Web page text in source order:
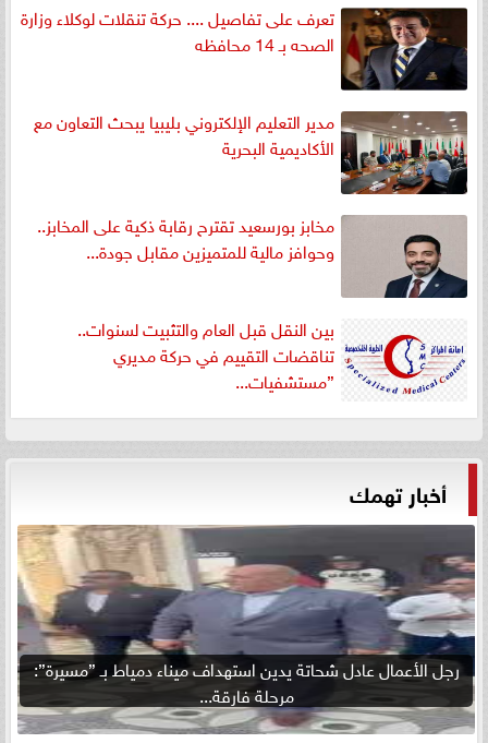
تعرف على تفاصيل .... حركة تنقلات لوكلاء وزارة
الصحه بـ 14 محافظه
مدير التعليم الإلكتروني بليبيا يبحث التعاون مع
الأكاديمية البحرية
مخابز بورسعيد تقترح رقابة ذكية على المخابز..
وحوافز مالية للمتميزين مقابل جودة...
بين النقل قبل العام والتثبيت لسنوات..
تناقضات التقييم في حركة مديري
”مستشفيات...
أخبار تهمك
رجل الأعمال عادل شحاتة يدين استهداف ميناء دمياط بـ ”مسيرة”:
مرحلة فارقة...